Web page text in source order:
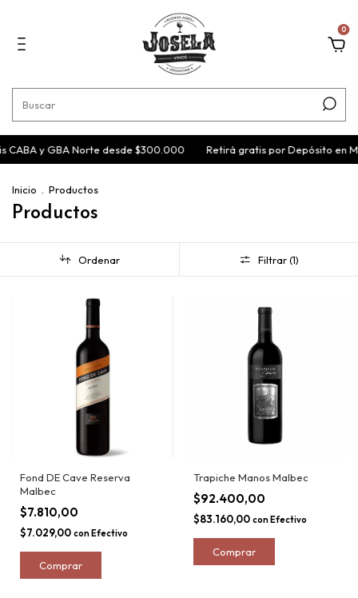
0
CABA y GBA Norte desde $300.000 Retirá gratis por Depósito en
Inicio Productos
Productos
Ordenar Filtrar (1)
Fond DE Cave Reserva
Malbec
$7.810,00
$7.029,00 conEfectivo
Trapiche Manos Malbec
$92.400,00
$83.160,00 conEfectivo